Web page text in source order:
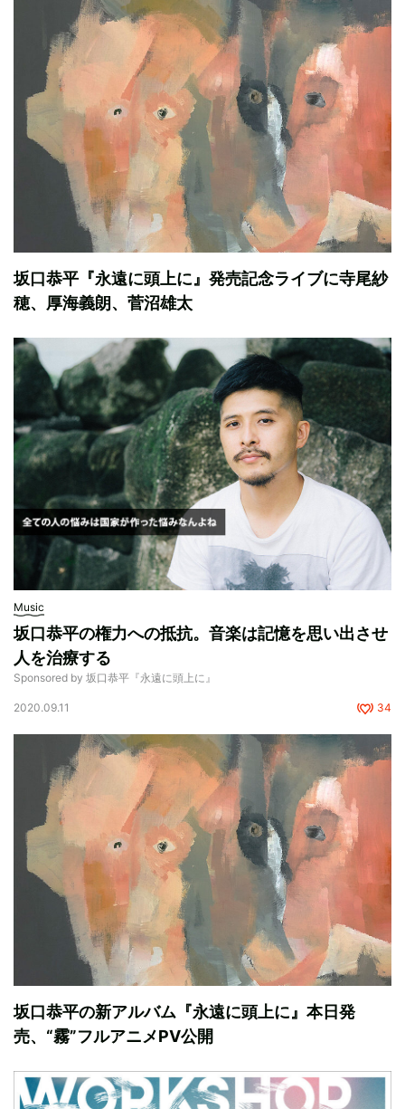
坂口恭平『永遠に頭上に』発売記念ライブに寺尾紗
穂、厚海義朗、菅沼雄太
Music
坂口恭平の権力への抵抗。音楽は記憶を思い出させ
人を治療する
Sponsored by 坂口恭平『永遠に頭上に』
2020.09.11 34
坂口恭平の新アルバム『永遠に頭上に』本日発
売、“霧”フルアニメPV公開